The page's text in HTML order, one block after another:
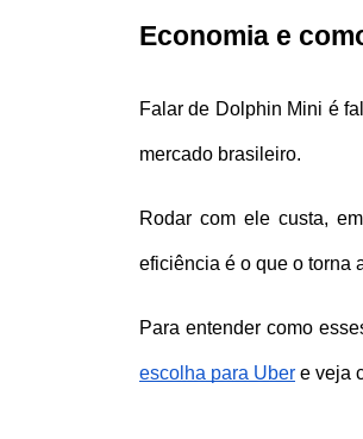
Economia e
Falar de Dolphin Mini é
mercado brasileiro.
Rodar com ele custa,
eficiência é o que o torna
Para entender como
escolha para Uber e veja